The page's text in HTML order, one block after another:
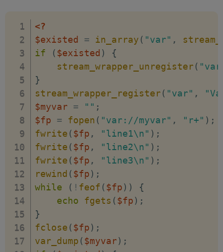
<?
$existed
= in_array ( "var" ,
if
($existed )
{
stream_wrapper_unregister (
}
stream_wrapper_register ( "var" ,
$myvar
= "" ;
$fp
= fopen ( "var://myvar" , "r+" ) ;
fwrite ($fp , "line1\n" ) ;
fwrite ($fp , "line2\n" ) ;
fwrite ($fp , "line3\n" ) ;
rewind ($fp) ;
while
( ! feof ($fp) )
{
echo
fgets ($fp) ;
}
fclose ($fp) ;
var_dump ($myvar) ;